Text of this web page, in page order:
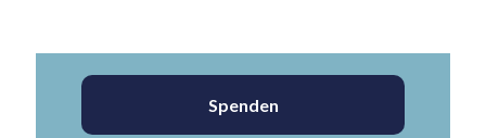
Spenden